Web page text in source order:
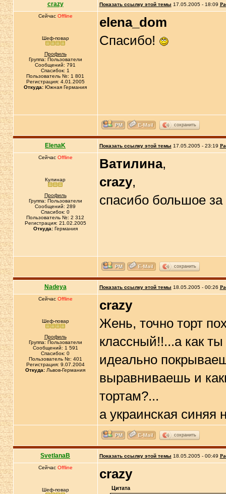
crazy Показать ссылку этой темы 17.05.2005 - 18:09
Сейчас Offline
Шеф-повар
Профиль
Группа: Пользователи
Сообщений: 791
Спасибок: 1
Пользователь №: 1 801
Регистрация: 4.01.2005
Откуда: Южная Германия
elena_dom
Спасибо!
сохранить
ElenaK Показать ссылку этой темы 17.05.2005 - 23:19
Сейчас Offline
Кулинар
Профиль
Группа: Пользователи
Сообщений: 289
Спасибок: 0
Пользователь №: 2 312
Регистрация: 21.02.2005
Откуда:Германия
Ватилина,
crazy,
спасибо большое
сохранить
Nadeya Показать ссылку этой темы 18.05.2005 - 00:26
Сейчас Offline
Шеф-повар
Профиль
Группа: Пользователи
Сообщений: 1 591
Спасибок: 0
Пользователь №: 401
Регистрация: 9.07.2004
Откуда: Львов-Германия
crazy
Жень, точно торт
классный!!...а как
идеально
выравниваешь и
тортам?...
а украинская
сохранить
SvetlanaB Показать ссылку этой темы 18.05.2005 - 00:49
Сейчас Offline
Шеф-повар
crazy
Цитата